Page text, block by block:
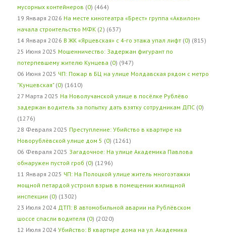
мусорных контейнеров (0) (464)
19 Января 2026 На месте кинотеатра «Брест» группа «Аквилон»
начала строительство МФК (2) (637)
14 Января 2026 В ЖК «Ярцевская» с 4-го этажа упал лифт (0) (815)
25 Июня 2025 Мошенничество: Задержан фигурант по
потерпевшему жителю Кунцева (0) (947)
06 Июня 2025 ЧП: Пожар в БЦ на улице Молдавская рядом с метро
"Кунцевская" (0) (1610)
27 Марта 2025 На Новолучанской улице в посёлке Рублёво
задержан водитель за попытку дать взятку сотрудникам ДПС (0)
(1276)
28 Февраля 2025 Преступление: Убийство в квартире на
Новорублёвской улице дом 5 (0) (1261)
06 Февраля 2025 Загадочное: На улице Академика Павлова
обнаружен пустой гроб (0) (1296)
11 Января 2025 ЧП: На Полоцкой улице житель многоэтажки
мощной петардой устроил взрыв в помещении жилищной
инспекции (0) (1302)
23 Июля 2024 ДТП: В автомобильной аварии на Рублёвском
шоссе спасли водителя (0) (2020)
12 Июля 2024 Убийство: В квартире дома на ул. Академика